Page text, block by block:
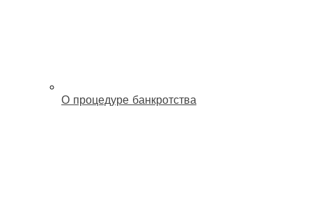
О процедуре банкротства